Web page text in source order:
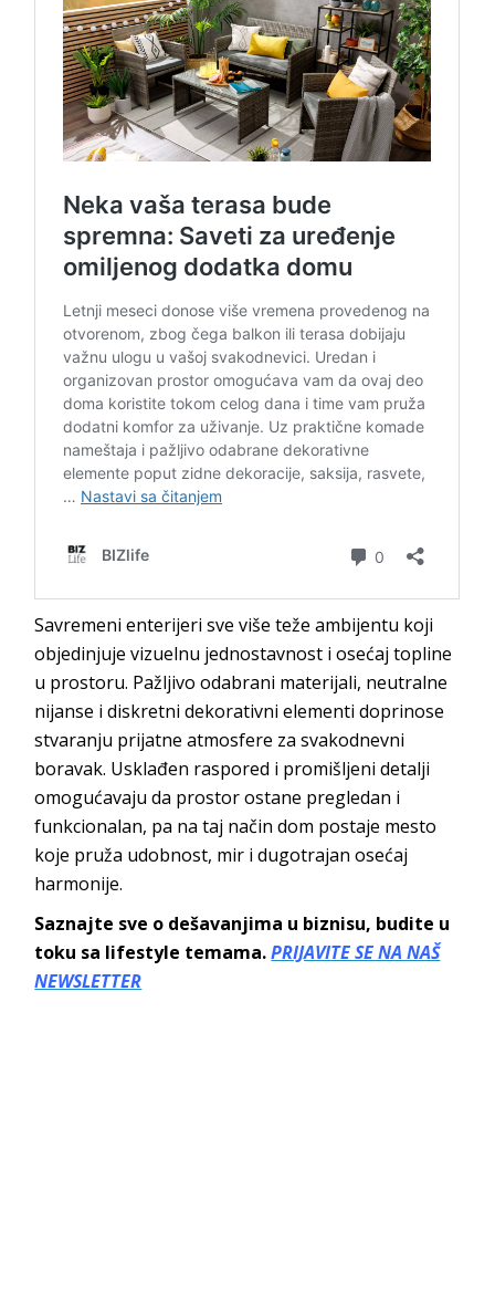
Savremeni enterijeri sve više teže ambijentu koji
objedinjuje vizuelnu jednostavnost i osećaj topline
u prostoru. Pažljivo odabrani materijali, neutralne
nijanse i diskretni dekorativni elementi doprinose
stvaranju prijatne atmosfere za svakodnevni
boravak. Usklađen raspored i promišljeni detalji
omogućavaju da prostor ostane pregledan i
funkcionalan, pa na taj način dom postaje mesto
koje pruža udobnost, mir i dugotrajan osećaj
harmonije.
Saznajte sve o dešavanjima u biznisu, budite u
toku sa lifestyle temama.PRIJAVITE SE NA NAŠ
NEWSLETTER